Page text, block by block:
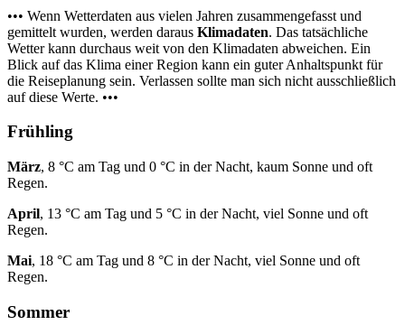
••• Wenn Wetterdaten aus vielen Jahren zusammengefasst und
gemittelt wurden, werden daraus Klimadaten. Das tatsächliche
Wetter kann durchaus weit von den Klimadaten abweichen. Ein
Blick auf das Klima einer Region kann ein guter Anhaltspunkt für
die Reiseplanung sein. Verlassen sollte man sich nicht ausschließlich
auf diese Werte. •••
Frühling
März, 8 °C am Tag und 0 °C in der Nacht, kaum Sonne und oft
Regen.
April, 13 °C am Tag und 5 °C in der Nacht, viel Sonne und oft
Regen.
Mai, 18 °C am Tag und 8 °C in der Nacht, viel Sonne und oft
Regen.
Sommer